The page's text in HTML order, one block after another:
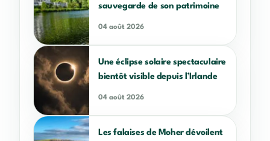
sauvegarde de son patrimoine
04 août 2026
Une éclipse solaire spectaculaire
bientôt visible depuis l’Irlande
04 août 2026
Les falaises de Moher dévoilent